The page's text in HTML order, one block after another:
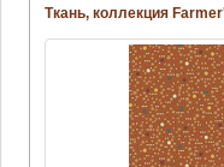
Ткань, коллекция